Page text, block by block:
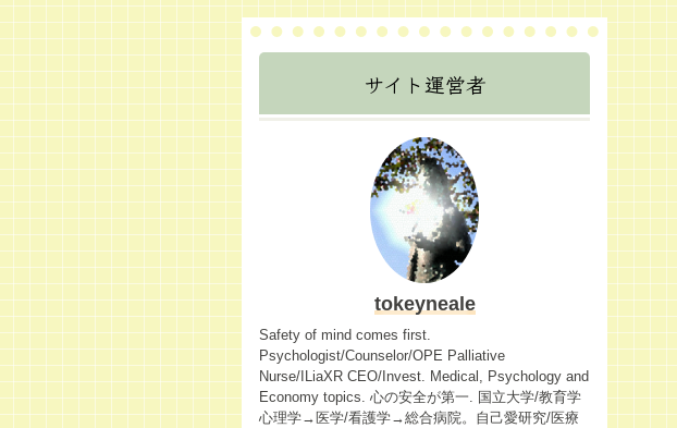
サイト運営者
tokeyneale
Safety of mind comes first.
Psychologist/Counselor/OPE Palliative
Nurse/ILiaXR CEO/Invest. Medical, Psychology and
Economy topics. 心の安全が第一. 国立大学/教育学
心理学→医学/看護学→総合病院。自己愛研究/医療